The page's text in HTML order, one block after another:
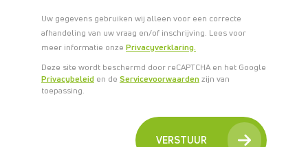
I
E
F
Uw gegevens gebruiken wij alleen voor een correcte
afhandeling van uw vraag en/of inschrijving. Lees voor
meer informatie onze Privacyverklaring.
Deze site wordt beschermd door reCAPTCHA en het Google
Privacybeleid en de Servicevoorwaardenzijn van
toepassing.
VERSTUUR